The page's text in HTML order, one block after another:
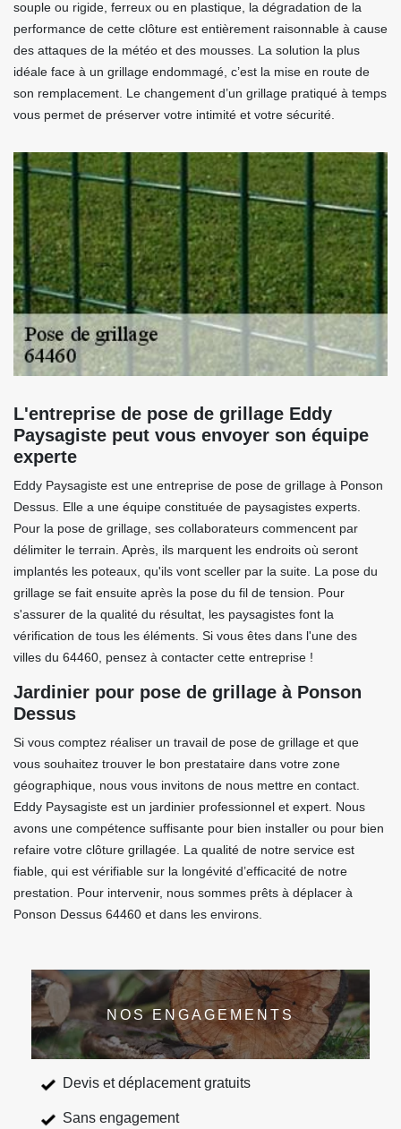
souple ou rigide, ferreux ou en plastique, la dégradation de la
performance de cette clôture est entièrement raisonnable à cause
des attaques de la météo et des mousses. La solution la plus
idéale face à un grillage endommagé, c’est la mise en route de
son remplacement. Le changement d’un grillage pratiqué à temps
vous permet de préserver votre intimité et votre sécurité.
L'entreprise de pose de grillage Eddy
Paysagiste peut vous envoyer son équipe
experte
Eddy Paysagiste est une entreprise de pose de grillage à Ponson
Dessus. Elle a une équipe constituée de paysagistes experts.
Pour la pose de grillage, ses collaborateurs commencent par
délimiter le terrain. Après, ils marquent les endroits où seront
implantés les poteaux, qu'ils vont sceller par la suite. La pose du
grillage se fait ensuite après la pose du fil de tension. Pour
s'assurer de la qualité du résultat, les paysagistes font la
vérification de tous les éléments. Si vous êtes dans l'une des
villes du 64460, pensez à contacter cette entreprise !
Jardinier pour pose de grillage à Ponson
Dessus
Si vous comptez réaliser un travail de pose de grillage et que
vous souhaitez trouver le bon prestataire dans votre zone
géographique, nous vous invitons de nous mettre en contact.
Eddy Paysagiste est un jardinier professionnel et expert. Nous
avons une compétence suffisante pour bien installer ou pour bien
refaire votre clôture grillagée. La qualité de notre service est
fiable, qui est vérifiable sur la longévité d’efficacité de notre
prestation. Pour intervenir, nous sommes prêts à déplacer à
Ponson Dessus 64460 et dans les environs.
NOS ENGAGEMENTS
Devis et déplacement gratuits
Sans engagement